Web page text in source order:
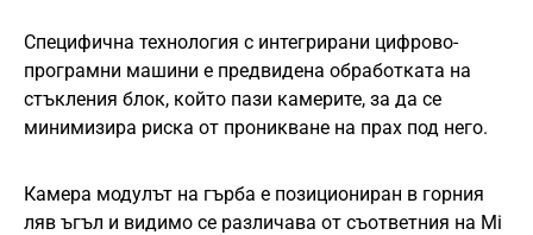
Специфична технология с интегрирани цифрово-
програмни машини е предвидена обработката на
стъкления блок, който пази камерите, за да се
минимизира риска от проникване на прах под него.
Камера модулът на гърба е позициониран в горния
ляв ъгъл и видимо се различава от съответния на Mi